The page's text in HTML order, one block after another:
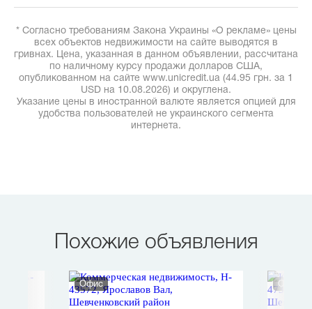
* Согласно требованиям Закона Украины «О рекламе» цены
всех объектов недвижимости на сайте выводятся в
гривнах. Цена, указанная в данном объявлении, рассчитана
по наличному курсу продажи долларов США,
опубликованном на сайте www.unicredit.ua (44.95 грн. за 1
USD на 10.08.2026) и округлена.
Указание цены в иностранной валюте является опцией для
удобства пользователей не украинского сегмента
интернета.
Похожие объявления
Офис Офис